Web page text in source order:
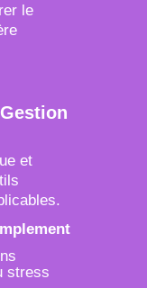
le
et
stress